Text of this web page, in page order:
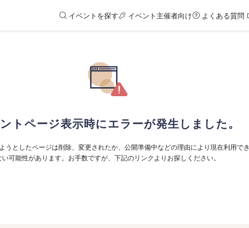
イベントを探す イベント主催者向け よくある質問
トページ表示時にエラーが発生しました。
うとしたページは削除、変更されたか、公開準備中などの理由により現在利用でき
い可能性があります。お手数ですが、下記のリンクよりお探しください。